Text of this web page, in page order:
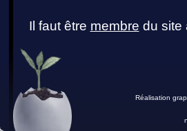
Il faut être membre du site
Réalisation